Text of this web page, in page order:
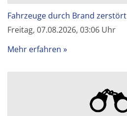
Fahrzeuge durch Brand zerstört
Freitag, 07.08.2026, 03:06 Uhr
Mehr erfahren